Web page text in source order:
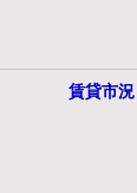
賃貸市況